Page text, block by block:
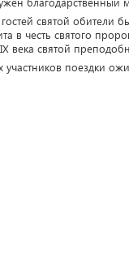
святой обители
в честь святого
века святой
участников поездки